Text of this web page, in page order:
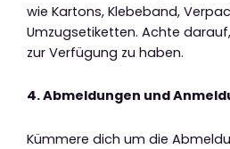
wie Kartons, Klebeband,
Umzugsetiketten. Achte
zur Verfügung zu haben.
4. Abmeldungen und
Kümmere dich um die